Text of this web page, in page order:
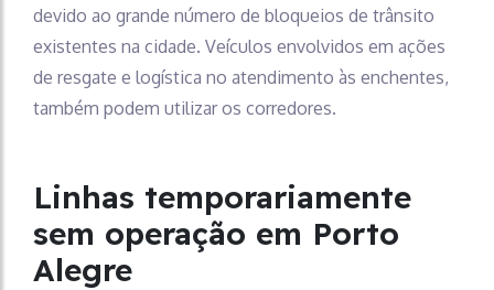
devido ao grande número de bloqueios de trânsito
existentes na cidade. Veículos envolvidos em ações
de resgate e logística no atendimento às enchentes,
também podem utilizar os corredores.
Linhas temporariamente
sem operação em Porto
Alegre